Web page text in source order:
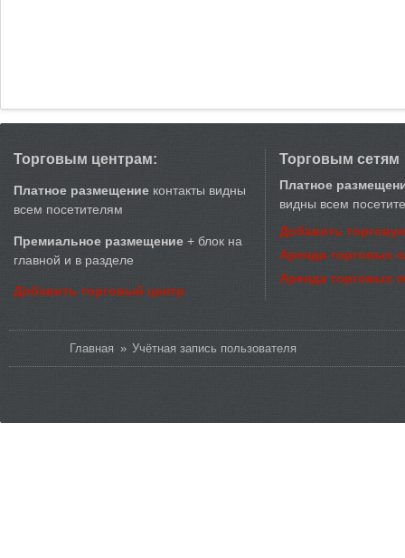
Торговым центрам:
Платное размещение контакты видны
всем посетителям
Премиальное размещение + блок на
главной и в разделе
Добавить торговый центр
Торговым сетям
Платное
видны всем
Добавить
Аренда торговых
Аренда торговых
Главная » Учётная запись пользователя